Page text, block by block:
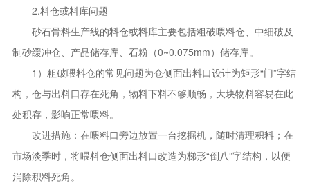
2.料仓或料库问题
砂石骨料生产线的料仓或料库主要包括粗破喂料仓、中细破及
制砂缓冲仓、产品储存库、石粉（0~0.075mm）储存库。
1）粗破喂料仓的常见问题为仓侧面出料口设计为矩形“门”字结
构，仓与出料口存在死角，物料下料不够顺畅，大块物料容易在此
处积存，影响正常喂料。
改进措施：在喂料口旁边放置一台挖掘机，随时清理积料；在
市场淡季时，将喂料仓侧面出料口改造为梯形“倒八”字结构，以便
消除积料死角。